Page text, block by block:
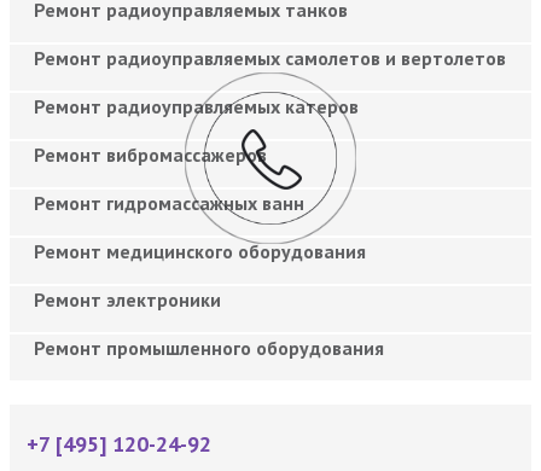
Ремонт радиоуправляемых танков
Ремонт радиоуправляемых самолетов и вертолетов
Ремонт радиоуправляемых катеров
Ремонт вибромассажеров
Ремонт гидромассажных ванн
Ремонт медицинского оборудования
Ремонт электроники
Ремонт промышленного оборудования
+7 [495] 120-24-92